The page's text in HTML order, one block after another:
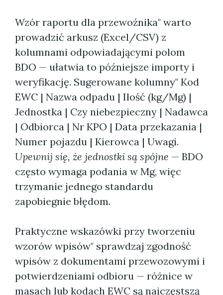
Wzór raportu dla przewoźnika" warto
prowadzić arkusz (Excel/CSV) z
kolumnami odpowiadającymi polom
BDO — ułatwia to późniejsze importy i
weryfikację. Sugerowane kolumny" Kod
EWC | Nazwa odpadu | Ilość (kg/Mg) |
Jednostka | Czy niebezpieczny | Nadawca
| Odbiorca | Nr KPO | Data przekazania |
Numer pojazdu | Kierowca | Uwagi.
Upewnij się, że jednostki są spójne — BDO
często wymaga podania w Mg, więc
trzymanie jednego standardu
zapobiegnie błędom.
Praktyczne wskazówki przy tworzeniu
wzorów wpisów" sprawdzaj zgodność
wpisów z dokumentami przewozowymi i
potwierdzeniami odbioru — różnice w
masach lub kodach EWC są najczęstszą